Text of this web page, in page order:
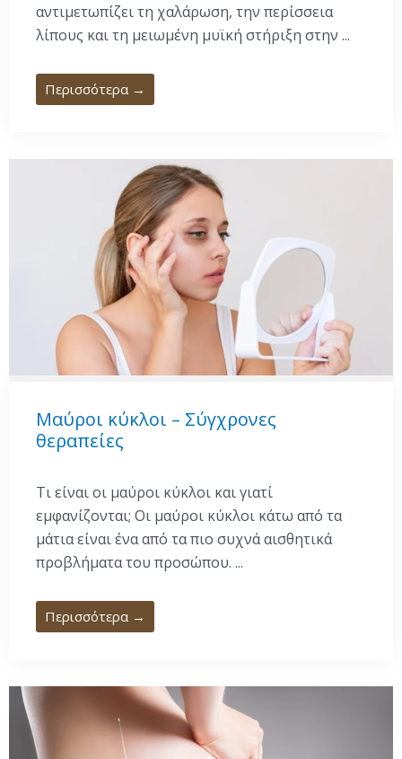
αντιμετωπίζει τη χαλάρωση, την περίσσεια
λίπους και τη μειωμένη μυϊκή στήριξη στην ...
Περισσότερα →
Μαύροι κύκλοι – Σύγχρονες
θεραπείες
Τι είναι οι μαύροι κύκλοι και γιατί
εμφανίζονται; Οι μαύροι κύκλοι κάτω από τα
μάτια είναι ένα από τα πιο συχνά αισθητικά
προβλήματα του προσώπου. ...
Περισσότερα →